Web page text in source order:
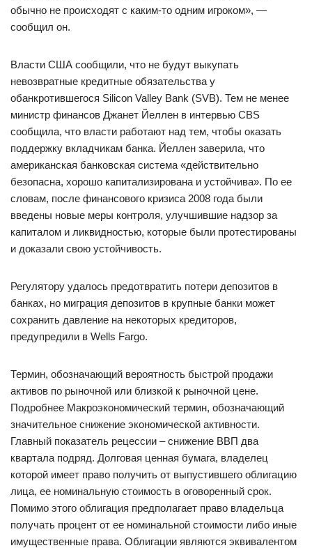
обычно не происходят с каким-то одним игроком», —
сообщил он.
Власти США сообщили, что не будут выкупать
невозвратные кредитные обязательства у
обанкротившегося Silicon Valley Bank (SVB). Тем не менее
министр финансов Джанет Йеллен в интервью CBS
сообщила, что власти работают над тем, чтобы оказать
поддержку вкладчикам банка. Йеллен заверила, что
американская банковская система «действительно
безопасна, хорошо капитализирована и устойчива». По ее
словам, после финансового кризиса 2008 года были
введены новые меры контроля, улучшившие надзор за
капиталом и ликвидностью, которые были протестированы
и доказали свою устойчивость.
Регулятору удалось предотвратить потери депозитов в
банках, но миграция депозитов в крупные банки может
сохранить давление на некоторых кредиторов,
предупредили в Wells Fargo.
Термин, обозначающий вероятность быстрой продажи
активов по рыночной или близкой к рыночной цене.
Подробнее Макроэкономический термин, обозначающий
значительное снижение экономической активности.
Главный показатель рецессии – снижение ВВП два
квартала подряд. Долговая ценная бумага, владелец
которой имеет право получить от выпустившего облигацию
лица, ее номинальную стоимость в оговоренный срок.
Помимо этого облигация предполагает право владельца
получать процент от ее номинальной стоимости либо иные
имущественные права. Облигации являются эквивалентом